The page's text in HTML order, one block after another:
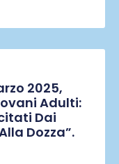
2025,
Adulti:
Dai
Dozza”.